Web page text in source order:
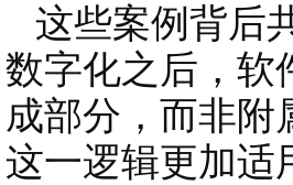
这些案例背后
数字化之后，软
成部分，而非附
这一逻辑更加